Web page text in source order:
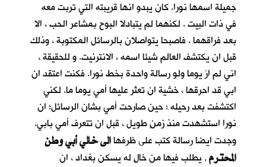
جميلة اسمها نورا. كان يبدو انها قريبته التي تربت معه
في ذات البيت . لكنهما لم يتبادلا البوح بمشاعر الحب ، الا
بعد فراقهما . فاصبحا يتواصلان بالرسائل المكتوبة ، وذلك
قبل ان يكتشف العالم شيئا اسمه ، الانترنيت. و للحقيقة ،
اني لم ارَ يوما ولو رسالة واحدة بخط نورا. فكنت اعتقد ان
ابي قد احرقها ، خشية ان تعثر عليها أمي يوما ما. لكني
اكتشفت بعد رحيله ؛ حين صارحت أمي بشان الرسائل؛ ان
نورا استشهدت منذ زمنٍ طويل ، قبل ان تتعرف أمي بابي.
وجدت ايضا رسالة كتب على ظرفهاالى خالي أبي وطن
المحترم, يطلب فيها من خالٍ له يسكن بغداد ، ان